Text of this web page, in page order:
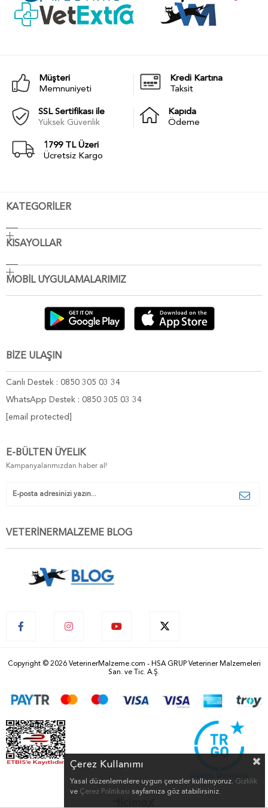
Müşteri
Memnuniyeti
Kredi Kartına
Taksit
SSL Sertifikası ile
Yüksek Güvenlik
Kapıda
Ödeme
1799 TL Üzeri
Ücretsiz Kargo
KATEGORİLER
KISAYOLLAR
MOBİL UYGULAMALARIMIZ
BİZE ULAŞIN
Canlı Destek : 0850 305 03 34
WhatsApp Destek : 0850 305 03 34
[email protected]
E-BÜLTEN ÜYELIK
Kampanyalarımızdan haber al!
VETERİNERMALZEME BLOG
Copyright © 2026 VeterinerMalzeme.com - HSA GRUP Veteriner Malzemeleri
San. ve Tic. A.Ş.
Çerez Kullanımı
Yasal düzenlemelere uygun çerezler kullanıyoruz. Gizlilik
ve Çerez Politikası sayfamıza göz atabilirsiniz.